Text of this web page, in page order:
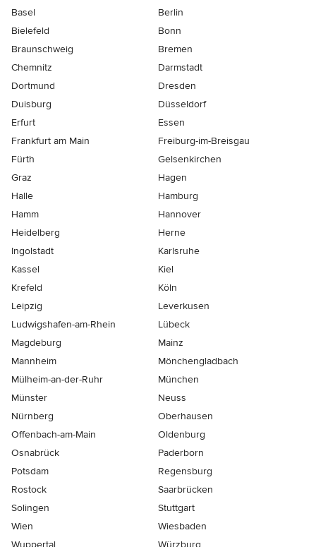
Basel
Berlin
Bielefeld
Bonn
Braunschweig
Bremen
Chemnitz
Darmstadt
Dortmund
Dresden
Duisburg
Düsseldorf
Erfurt
Essen
Frankfurt am Main
Freiburg-im-Breisgau
Fürth
Gelsenkirchen
Graz
Hagen
Halle
Hamburg
Hamm
Hannover
Heidelberg
Herne
Ingolstadt
Karlsruhe
Kassel
Kiel
Krefeld
Köln
Leipzig
Leverkusen
Ludwigshafen-am-Rhein
Lübeck
Magdeburg
Mainz
Mannheim
Mönchen­gladbach
Mülheim-an-der-Ruhr
München
Münster
Neuss
Nürnberg
Oberhausen
Offenbach-am-Main
Oldenburg
Osnabrück
Paderborn
Potsdam
Regensburg
Rostock
Saarbrücken
Solingen
Stuttgart
Wien
Wiesbaden